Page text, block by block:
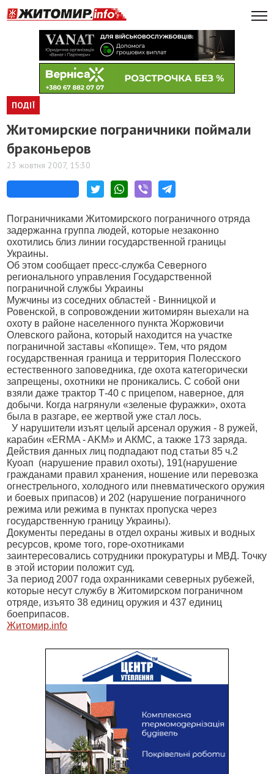
ПОДІЇ
Житомирские пограничники поймали
браконьеров
23 жовтня 2007, 15:30
Пограничниками Житомирского пограничного отряда
задержанна группа людей, которые незаконно
охотились близ линии государственной границы
Украины.
Об этом сообщает пресс-служба Северного
регионального управления Государственной
пограничной службы Украины
Мужчины из соседних областей - Винницкой и
Ровенской, в сопровождении житомирян выехали на
охоту в районе населенного пункта Жоржовичи
Олевского района, который находится на участке
пограничной заставы «Копище». Тем, что рядом
государственная граница и территория Полесского
естественного заповедника, где охота категорически
запрещены, охотники не проникались. С собой они
взяли даже трактор Т-40 с прицепом, наверное, для
добычи. Когда нагрянули «зеленые фуражки», охота
была в разгаре, ее жертвой уже стал лось.
У нарушители изъят целый арсенал оружия - 8 ружей,
карабин «ERMA - AKM» и АКМС, а также 173 заряда.
Действия данных лиц подпадают под статьи 85 ч.2
Куоап (нарушение правил охоты), 191(нарушение
гражданами правил хранения, ношение или перевозка
огнестрельного, холодного или пневматического оружия
и боевых припасов) и 202 (нарушение пограничного
режима или режима в пунктах пропуска через
государственную границу Украины).
Документы переданы в отдел охраны живых и водных
ресурсов, кроме того, горе-охотниками
заинтересовались сотрудники прокуратуры и МВД. Точку
в этой истории положит суд.
За период 2007 года охранниками северных рубежей,
которые несут службу в Житомирском пограничном
отряде, изъято 38 единиц оружия и 437 единиц
боеприпасов.
Житомир.info